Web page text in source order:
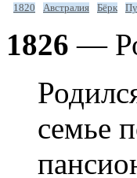
1820 Австралия Бёрк
1826 —
семье